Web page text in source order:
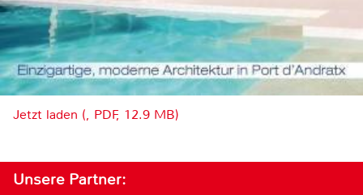
Jetzt laden (, PDF, 12.9 MB)
Unsere Partner: